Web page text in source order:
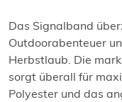
Das Signalband
Outdoorabenteuer
Herbstlaub. Die
sorgt überall für
Polyester und das